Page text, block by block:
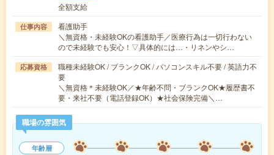
全額支給
仕事内容
看護助手
＼無資格・未経験OKの看護助手／医療行為は一切行わない
ので未経験でも安心！▽具体的には…・リネンやシ…
応募資格
職種未経験OK / ブランクOK / パソコンスキル不要 / 英語力不
要
＼無資格＊未経験OK／★年齢不問・ブランクOK★履歴書不
要・来社不要（電話登録OK）★社会保険完備＼…
職場の雰囲気
年齢層